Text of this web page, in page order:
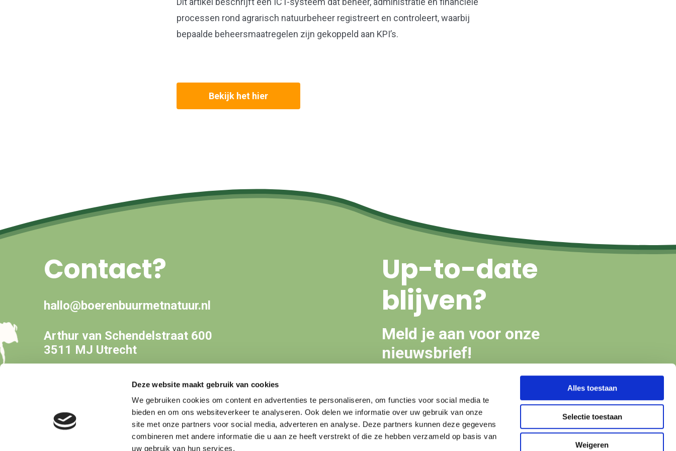
Deze website maakt gebruik van cookies
We gebruiken cookies om content en advertenties te personaliseren, om functies voor social media te
bieden en om ons websiteverkeer te analyseren. Ook delen we informatie over uw gebruik van onze
site met onze partners voor social media, adverteren en analyse. Deze partners kunnen deze gegevens
combineren met andere informatie die u aan ze heeft verstrekt of die ze hebben verzameld op basis van
uw gebruik van hun services.
Alles toestaan
Selectie toestaan
Weigeren
processen rond agrarisch natuurbeheer registreert en controleert, waarbij
bepaalde beheersmaatregelen zijn gekoppeld aan KPI’s.
Bekijk het hier
Contact?
hallo@boerenbuurmetnatuur.nl
Arthur van Schendelstraat 600
3511 MJ Utrecht
Up-to-date
blijven?
Meld je aan voor onze
nieuwsbrief!